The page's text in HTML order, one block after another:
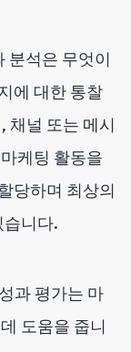
분석은 무엇이
에 대한 통찰
채널 또는 메시
케팅 활동을
당하며 최상의
습니다.
과 평가는 마
도움을 줍니